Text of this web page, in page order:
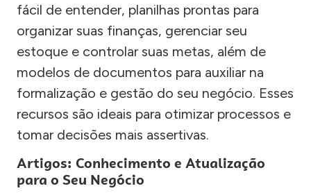
fácil de entender, planilhas prontas para
organizar suas finanças, gerenciar seu
estoque e controlar suas metas, além de
modelos de documentos para auxiliar na
formalização e gestão do seu negócio. Esses
recursos são ideais para otimizar processos e
tomar decisões mais assertivas.
Artigos: Conhecimento e Atualização
para o Seu Negócio